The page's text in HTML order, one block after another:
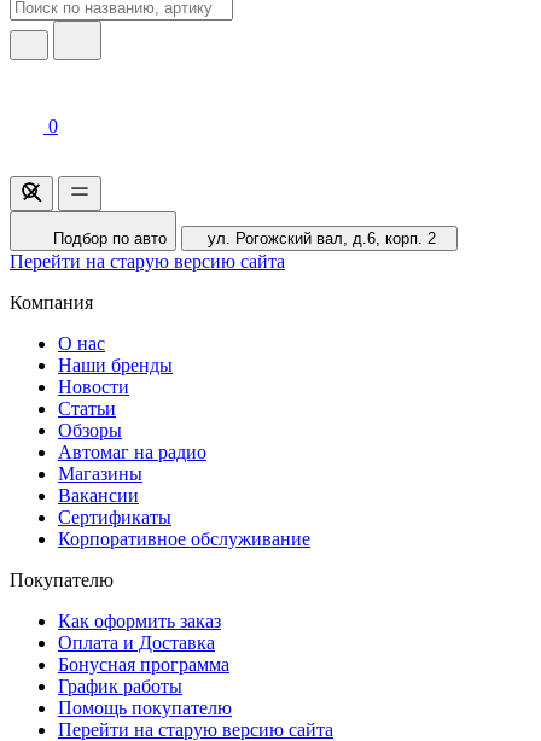
0
Подбор по авто ул. Рогожский вал, д.6, корп. 2
Перейти на старую версию сайта
Компания
О нас
Наши бренды
Новости
Статьи
Обзоры
Автомаг на радио
Магазины
Вакансии
Сертификаты
Корпоративное обслуживание
Покупателю
Как оформить заказ
Оплата и Доставка
Бонусная программа
График работы
Помощь покупателю
Перейти на старую версию сайта